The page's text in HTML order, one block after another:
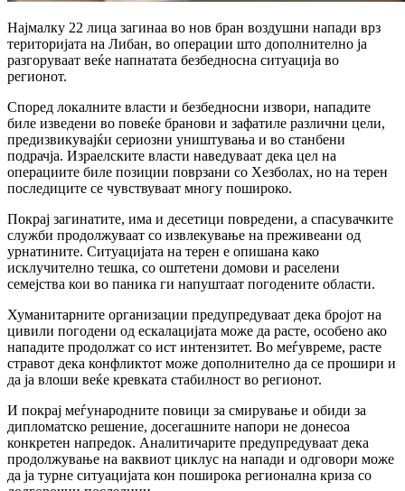
Најмалку 22 лица загинаа во нов бран воздушни напади врз
територијата на Либан, во операции што дополнително ја
разгоруваат веќе напнатата безбедносна ситуација во
регионот.
Според локалните власти и безбедносни извори, нападите
биле изведени во повеќе бранови и зафатиле различни цели,
предизвикувајќи сериозни уништувања и во станбени
подрачја. Израелските власти наведуваат дека цел на
операциите биле позиции поврзани со Хезболах, но на терен
последиците се чувствуваат многу пошироко.
Покрај загинатите, има и десетици повредени, а спасувачките
служби продолжуваат со извлекување на преживеани од
урнатините. Ситуацијата на терен е опишана како
исклучително тешка, со оштетени домови и раселени
семејства кои во паника ги напуштаат погодените области.
Хуманитарните организации предупредуваат дека бројот на
цивили погодени од ескалацијата може да расте, особено ако
нападите продолжат со ист интензитет. Во меѓувреме, расте
стравот дека конфликтот може дополнително да се прошири и
да ја влоши веќе кревката стабилност во регионот.
И покрај меѓународните повици за смирување и обиди за
дипломатско решение, досегашните напори не донесоа
конкретен напредок. Аналитичарите предупредуваат дека
продолжување на ваквиот циклус на напади и одговори може
да ја турне ситуацијата кон поширока регионална криза со